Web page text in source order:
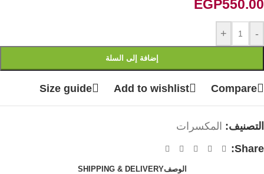
EGP550.00
-
+
إضافة إلى السلة
Compare
Add to wishlist
Size guide
التصنيف: المكسرات
Share:
الوصفSHIPPING & DELIVERY